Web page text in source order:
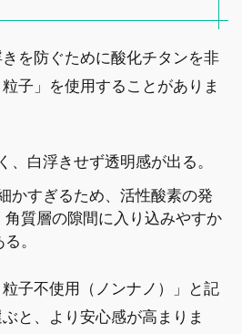
を防ぐために酸化チタンを非
子」を使用することがありま
、白浮きせず透明感が出る。
かすぎるため、活性酸素の発
質層の隙間に入り込みやすか
。
子不使用（ノンナノ）」と記
と、より安心感が高まりま